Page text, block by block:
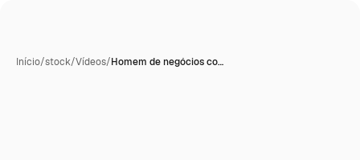
Início/stock/Vídeos/Homem de negócios co…